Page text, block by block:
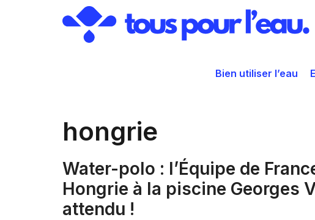
Bien utiliser l’eau
hongrie
Water-polo : l’Équipe de
Hongrie à la piscine Georges
attendu !